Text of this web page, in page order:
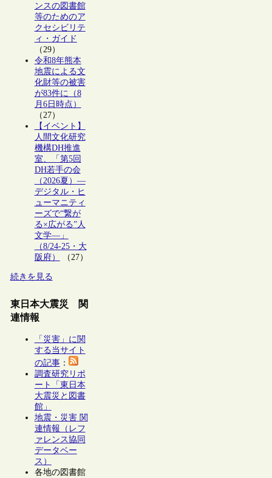
ンスの図書館
等のためのア
クセシビリテ
ィ・ガイド
（29）
令和8年熊本
地震による文
化財等の被害
が83件に（8
月6日時点）
（27）
【イベント】
人間文化研究
機構DH推進
室、「第5回
DH若手の会
（2026夏）―
デジタル・ヒ
ューマニティ
ーズで“繋が
る×広がる”人
文学―」
（8/24-25・大
阪府）
（27）
続きを見る
東日本大震災 関
連情報
「災害」に関
する当サイト
の記事：
調査研究リポ
ート「東日本
大震災と図書
館」
地震・災害 関
連情報（レフ
ァレンス協同
データベー
ス）
各地の図書館